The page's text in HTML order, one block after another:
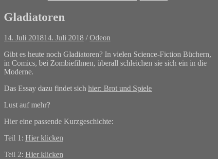
Gladiatoren
14. Juli 201814. Juli 2018 /Odeon
Gibt es heute noch Gladiatoren? In vielen Science-Fiction Büchern,
in Comics, bei Zombiefilmen, überall schleichen sie sich ein in die
Moderne.
Das Essay dazu findet sich hier: Brot und Spiele
Lust auf mehr?
Hier eine passende Kurzgeschichte:
Teil 1: Hier klicken
Teil 2: Hier klicken